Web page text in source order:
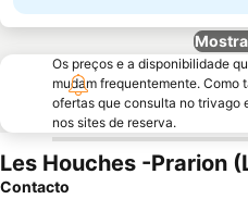
Os preços e a disponibilidade
mudam frequentemente. Como
ofertas que consulta no trivago
nos sites de reserva.
Les Houches -Prarion
Contacto